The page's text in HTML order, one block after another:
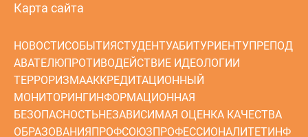
Карта сайта
НОВОСТИСОБЫТИЯСТУДЕНТУАБИТУРИЕНТУПРЕПОД
АВАТЕЛЮПРОТИВОДЕЙСТВИЕ ИДЕОЛОГИИ
ТЕРРОРИЗМААККРЕДИТАЦИОННЫЙ
МОНИТОРИНГИНФОРМАЦИОННАЯ
БЕЗОПАСНОСТЬНЕЗАВИСИМАЯ ОЦЕНКА КАЧЕСТВА
ОБРАЗОВАНИЯПРОФСОЮЗПРОФЕССИОНАЛИТЕТИНФ